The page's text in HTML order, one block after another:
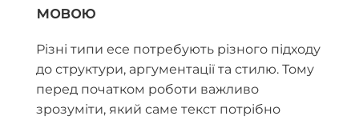
мовою
Різні типи есе потребують різного підходу
до структури, аргументації та стилю. Тому
перед початком роботи важливо
зрозуміти, який саме текст потрібно